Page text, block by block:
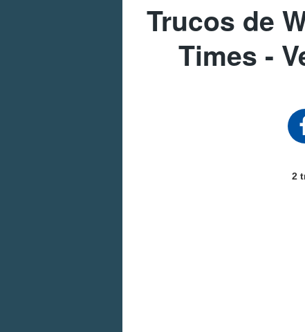
Trucos de
Times -
2